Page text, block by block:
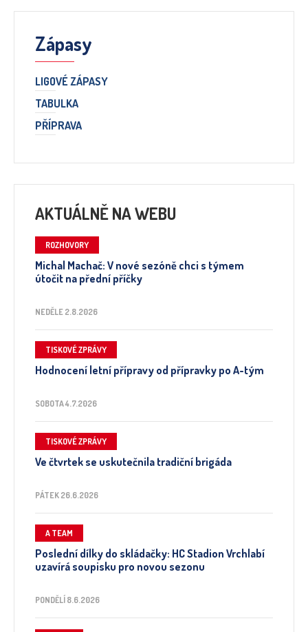
Zápasy
LIGOVÉ ZÁPASY
TABULKA
PŘÍPRAVA
AKTUÁLNĚ NA WEBU
ROZHOVORY
Michal Machač: V nové sezóně chci s týmem
útočit na přední příčky
NEDĚLE 2.8.2026
TISKOVÉ ZPRÁVY
Hodnocení letní přípravy od přípravky po A-tým
SOBOTA 4.7.2026
TISKOVÉ ZPRÁVY
Ve čtvrtek se uskutečnila tradiční brigáda
PÁTEK 26.6.2026
A TEAM
Poslední dílky do skládačky: HC Stadion Vrchlabí
uzavírá soupisku pro novou sezonu
PONDĚLÍ 8.6.2026